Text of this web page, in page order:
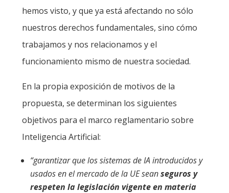
hemos visto, y que ya está afectando no sólo
nuestros derechos fundamentales, sino cómo
trabajamos y nos relacionamos y el
funcionamiento mismo de nuestra sociedad.
En la propia exposición de motivos de la
propuesta, se determinan los siguientes
objetivos para el marco reglamentario sobre
Inteligencia Artificial:
“garantizar que los sistemas de IA introducidos y
usados en el mercado de la UE seanseguros y
respeten la legislación vigente en materia